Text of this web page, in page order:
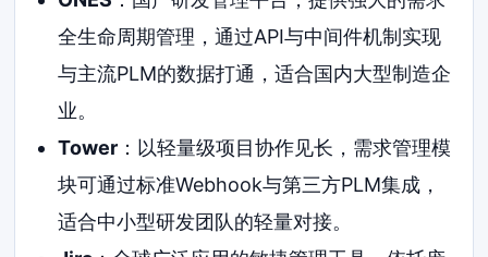
全生命周期管理，通过API与中间件机制实现
与主流PLM的数据打通，适合国内大型制造企
业。
Tower：以轻量级项目协作见长，需求管理模
块可通过标准Webhook与第三方PLM集成，
适合中小型研发团队的轻量对接。